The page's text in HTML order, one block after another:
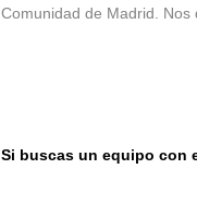
Comunidad de Madrid.
Si buscas un equipo con